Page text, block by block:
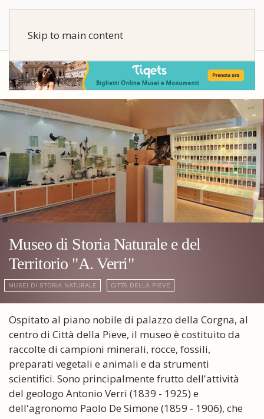
Skip to main content
Museo di Storia Naturale e del
Territorio "A. Verri"
MUSEI DI STORIA NATURALE CITTÀ DELLA PIEVE
Ospitato al piano nobile di palazzo della Corgna, al
centro di Città della Pieve, il museo è costituito da
raccolte di campioni minerali, rocce, fossili,
preparati vegetali e animali e da strumenti
scientifici. Sono principalmente frutto dell'attività
del geologo Antonio Verri (1839 - 1925) e
dell'agronomo Paolo De Simone (1859 - 1906), che